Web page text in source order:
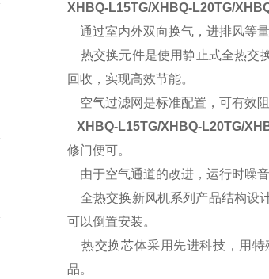
XHBQ-L15TG/XHBQ-L20TG/
通过室内外双向换气，进排风等
热交换元件是使用静止式全热交
回收，实现高效节能。
空气过滤网是标准配置，可有效
XHBQ-L15TG/XHBQ-L20TG/
修门便可。
由于空气通道的改进，运行时噪
全热交换新风机系列产品结构设
可以倒置安装。
热交换芯体采用先进科技，用特
品。